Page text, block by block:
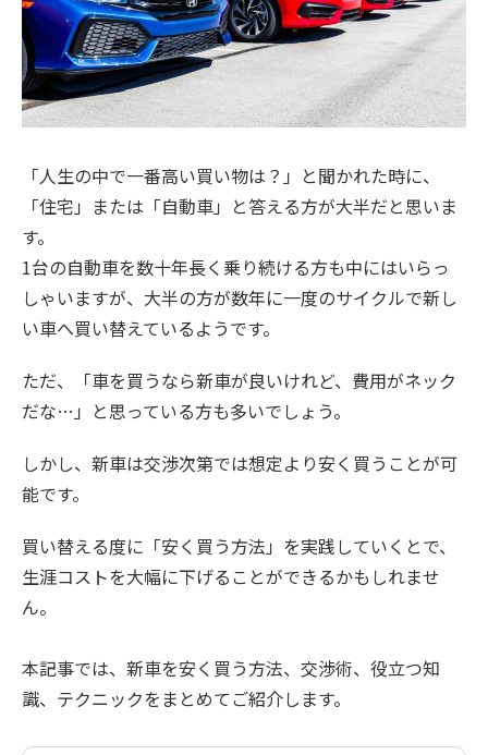
「人生の中で一番高い買い物は？」と聞かれた時に、
「住宅」または「自動車」と答える方が大半だと思いま
す。
1台の自動車を数十年長く乗り続ける方も中にはいらっ
しゃいますが、大半の方が数年に一度のサイクルで新し
い車へ買い替えているようです。
ただ、「車を買うなら新車が良いけれど、費用がネック
だな…」と思っている方も多いでしょう。
しかし、新車は交渉次第では想定より安く買うことが可
能です。
買い替える度に「安く買う方法」を実践していくとで、
生涯コストを大幅に下げることができるかもしれませ
ん。
本記事では、新車を安く買う方法、交渉術、役立つ知
識、テクニックをまとめてご紹介します。